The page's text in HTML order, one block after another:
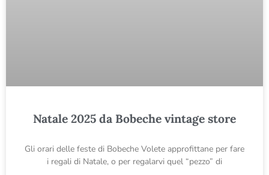
Natale 2025 da Bobeche vintage store
Gli orari delle feste di Bobeche Volete approfittane per fare
i regali di Natale, o per regalarvi quel “pezzo” di